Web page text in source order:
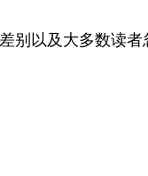
别以及大多数读